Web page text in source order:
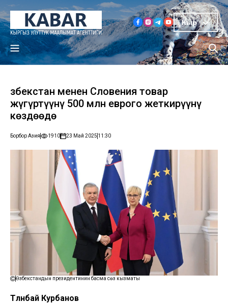
Кыр
Өзбекстан менен Словения товар
жүгүртүүнү 500 млн еврого жеткирүүнү
көздөөдө
Борбор Азия 1910 23 Май 2025 11:30
Өзбекстандын президентинин басма сөз кызматы
Төлөнбай Курбанов